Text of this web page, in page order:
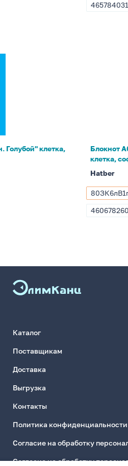
Голубой" клетка,
софт-
тач,
перф.на
отрыв
Блокнот
клетка,
Hatber
092903
Каталог
Поставщикам
Доставка
Выгрузка
Контакты
Политика конфиденциальности
Согласие на обработку
Согласие на обработку